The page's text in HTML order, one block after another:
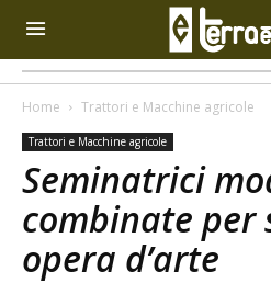
Home Trattori e Macchine agricole
Trattori e Macchine agricole
Seminatrici
combinate per
opera d’arte